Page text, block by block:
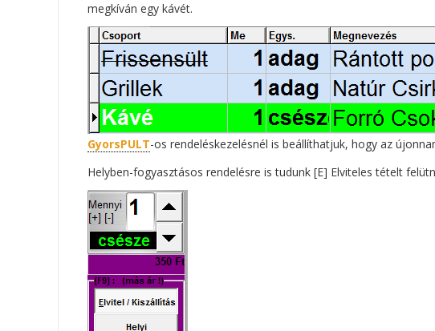
megkíván egy kávét.
GyorsPULT-os rendeléskezelésnél is beállíthatjuk, hogy az
Helyben-fogyasztásos rendelésre is tudunk [E] Elviteles tételt